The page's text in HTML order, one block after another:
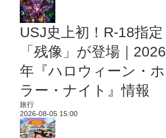
USJ史上初！R-18指定
「残像」が登場｜2026
年『ハロウィーン・ホ
ラー・ナイト』情報
旅行
2026-08-05 15:00